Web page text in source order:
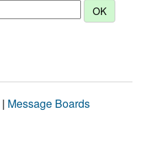
| Message Boards